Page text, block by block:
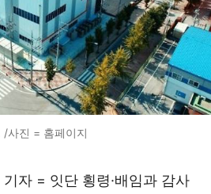
/사진 = 홈페이지
자 = 잇단 횡령·배임과 감사